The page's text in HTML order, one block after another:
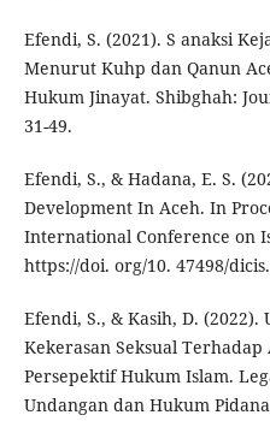
Efendi, S. (2021). S anaksi
Menurut Kuhp dan Qanun
Hukum Jinayat. Shibghah:
31-49.
Efendi, S., & Hadana, E. S.
Development In Aceh. In
International Conference on
https://doi. org/10. 47498/
Efendi, S., & Kasih, D. (2022).
Kekerasan Seksual
Persepektif Hukum Islam.
Undangan dan Hukum